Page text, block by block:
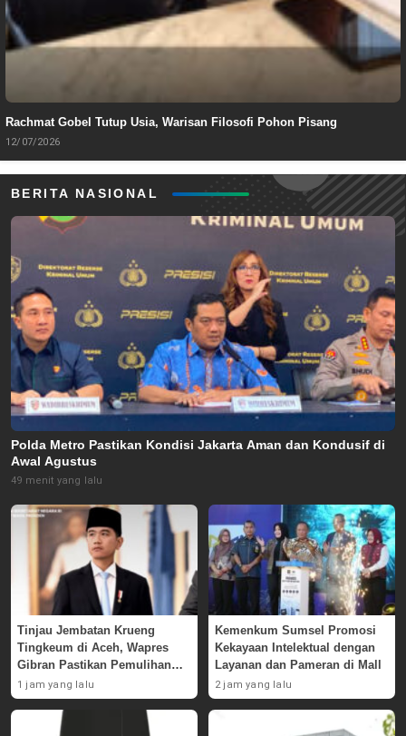
Rachmat Gobel Tutup Usia, Warisan Filosofi Pohon Pisang
12/07/2026
BERITA NASIONAL
Polda Metro Pastikan Kondisi Jakarta Aman dan Kondusif di
Awal Agustus
49 menit yang lalu
Tinjau Jembatan Krueng
Tingkeum di Aceh, Wapres
Gibran Pastikan Pemulihan
Pascabencana
1 jam yang lalu
Kemenkum Sumsel Promosi
Kekayaan Intelektual dengan
Layanan dan Pameran di Mall
2 jam yang lalu